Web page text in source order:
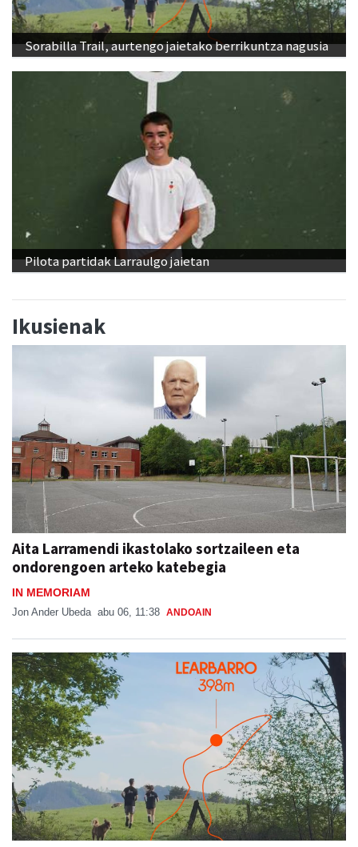
Sorabilla Trail, aurtengo jaietako berrikuntza nagusia
Pilota partidak Larraulgo jaietan
Ikusienak
Aita Larramendi ikastolako sortzaileen eta
ondorengoen arteko katebegia
IN MEMORIAM
Jon Ander Ubeda abu 06, 11:38 ANDOAIN